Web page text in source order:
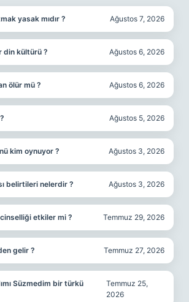
yasak mıdır ? Ağustos 7, 2026
din kültürü ? Ağustos 6, 2026
ölür mü ? Ağustos 6, 2026
Ağustos 5, 2026
kim oynuyor ? Ağustos 3, 2026
belirtileri nelerdir ? Ağustos 3, 2026
etkiler mi ? Temmuz 29, 2026
gelir ? Temmuz 27, 2026
Süzmedim bir türkü
Temmuz 25,
2026